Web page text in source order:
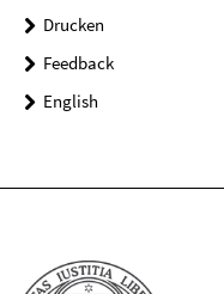
Drucken
Feedback
English